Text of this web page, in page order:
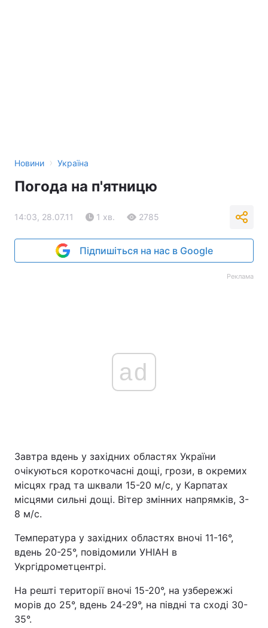
Новини › Україна
Погода на п'ятницю
14:03, 28.07.11 1 хв. 2785
Підпишіться на нас в Google
Реклама
ad
Завтра вдень у західних областях України
очікуються короткочасні дощі, грози, в окремих
місцях град та шквали 15-20 м/с, у Карпатах
місцями сильні дощі. Вітер змінних напрямків, 3-
8 м/с.
Температура у західних областях вночі 11-16°,
вдень 20-25°, повідомили УНІАН в
Укргідрометцентрі.
На решті території вночі 15-20°, на узбережжі
морів до 25°, вдень 24-29°, на півдні та сході 30-
35°.